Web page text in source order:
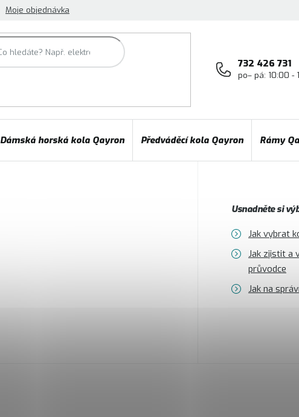
Moje objednávka
732 426 731
po– pá: 10:00 -
Dámská horská kola Qayron Předváděcí kola Qayron Rámy
Usnadněte si
Jak vybrat
Jak zjistit a
průvodce
Jak na